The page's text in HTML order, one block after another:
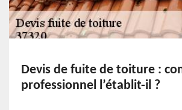
Devis de fuite de toiture :
professionnel l’établit-il ?